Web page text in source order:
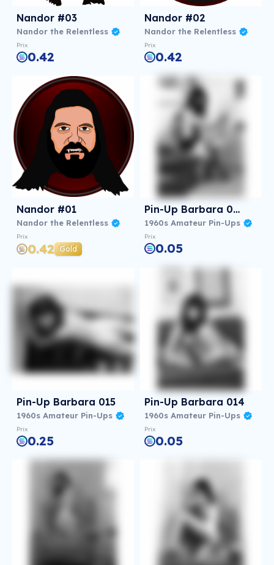
Nandor #03
Nandor the Relentless
Prix
0.42
Nandor #02
Nandor the Relentless
Prix
0.42
Nandor #01
Nandor the Relentless
Prix
0.42 Gold
Pin-Up Barbara 006
1960s Amateur Pin-Ups
Prix
0.05
Pin-Up Barbara 015
1960s Amateur Pin-Ups
Prix
0.25
Pin-Up Barbara 014
1960s Amateur Pin-Ups
Prix
0.05